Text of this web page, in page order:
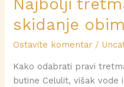
Najbolji
skidanje
Ostavite komentar /
Kako odabrati pravi
butine Celulit, višak vode